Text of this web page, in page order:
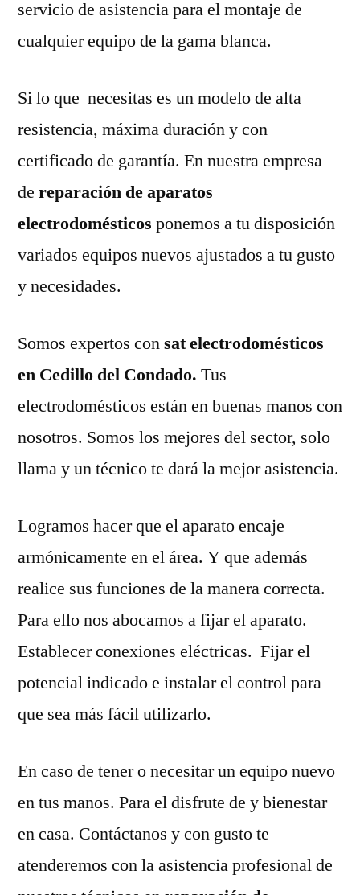
servicio de asistencia para el montaje de
cualquier equipo de la gama blanca.
Si lo que necesitas es un modelo de alta
resistencia, máxima duración y con
certificado de garantía. En nuestra empresa
de reparación de aparatos
electrodomésticos ponemos a tu disposición
variados equipos nuevos ajustados a tu gusto
y necesidades.
Somos expertos consat electrodomésticos
en Cedillo del Condado. Tus
electrodomésticos están en buenas manos con
nosotros. Somos los mejores del sector, solo
llama y un técnico te dará la mejor asistencia.
Logramos hacer que el aparato encaje
armónicamente en el área. Y que además
realice sus funciones de la manera correcta.
Para ello nos abocamos a fijar el aparato.
Establecer conexiones eléctricas. Fijar el
potencial indicado e instalar el control para
que sea más fácil utilizarlo.
En caso de tener o necesitar un equipo nuevo
en tus manos. Para el disfrute de y bienestar
en casa. Contáctanos y con gusto te
atenderemos con la asistencia profesional de